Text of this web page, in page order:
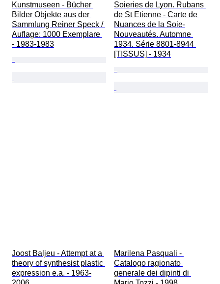
Kunstmuseen - Bücher
Bilder Objekte aus der
Sammlung Reiner Speck /
Auflage: 1000 Exemplare
- 1983-1983
Soieries de Lyon. Rubans
de St Etienne - Carte de
Nuances de la Soie-
Nouveautés. Automne
1934. Série 8801-8944
[TISSUS] - 1934
Joost Baljeu - Attempt at a
theory of synthesist plastic
expression e.a. - 1963-
Marilena Pasquali -
Catalogo ragionato
generale dei dipinti di